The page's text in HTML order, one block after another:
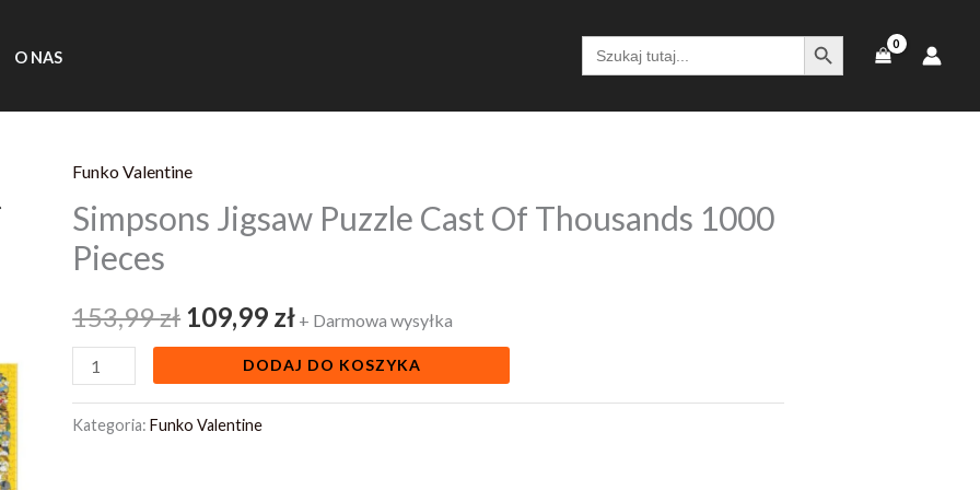
O NAS
Search
for:
SEARCH BUTTON
Funko Valentine
Simpsons Jigsaw Puzzle Cast Of Thousands 1000
Pieces
153,99zł
Pierwotna
cena
153,99 zł.
109,99 zł
cena
109,99 zł.
+ Darmowa wysyłka
ilość
Simpsons
Jigsaw
Puzzle
Cast
Thousands
1000
Pieces
DODAJ DO KOSZYKA
Kategoria:Funko Valentine